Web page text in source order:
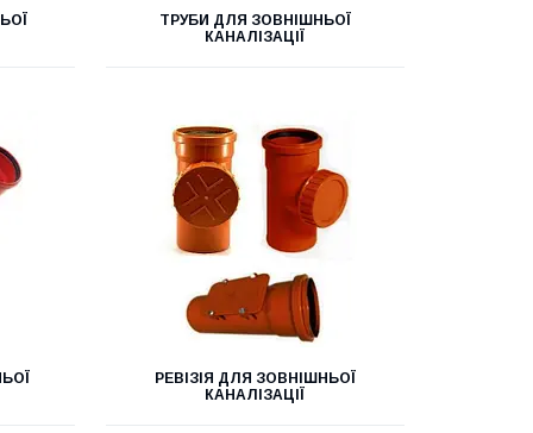
ТРУБИ ДЛЯ ЗОВНІШНЬОЇ
КАНАЛІЗАЦІЇ
РЕВІЗІЯ ДЛЯ ЗОВНІШНЬОЇ
КАНАЛІЗАЦІЇ